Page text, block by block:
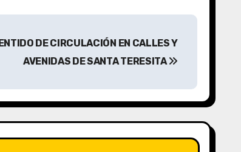
DE CIRCULACIÓN EN CALLES Y
AVENIDAS DE SANTA TERESITA